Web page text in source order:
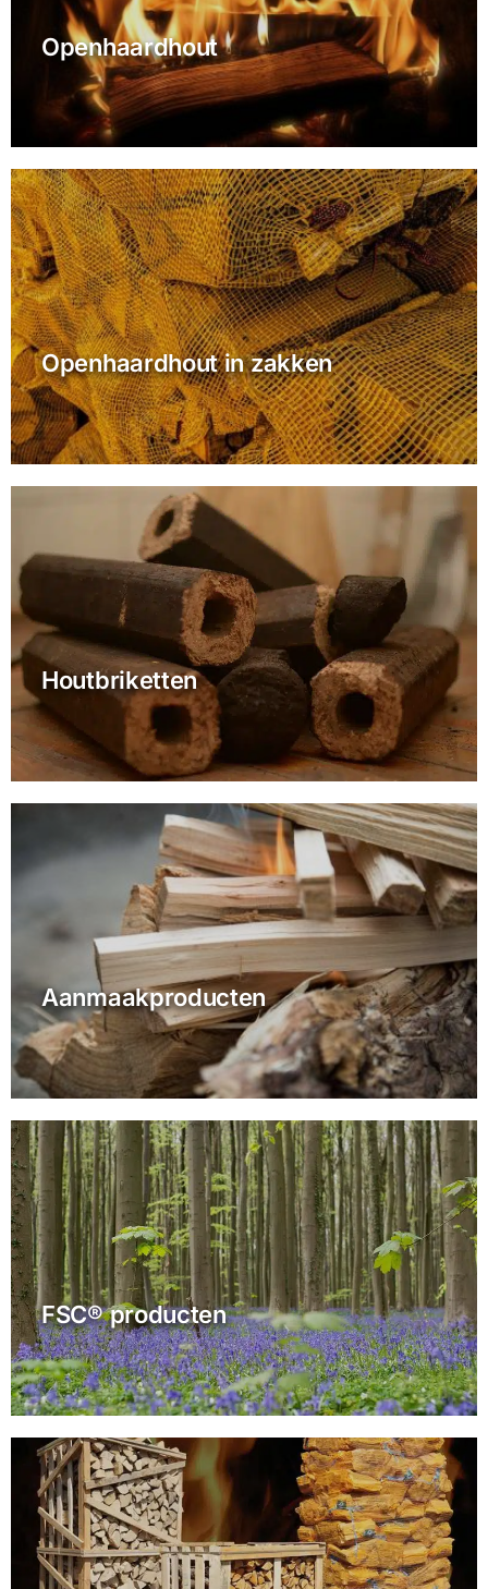
Openhaardhout
Openhaardhout in zakken
Houtbriketten
Aanmaakproducten
FSC® producten